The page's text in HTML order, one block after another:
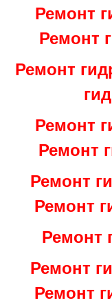
Ремонт
Ремонт
Ремонт
Ремонт
Ремонт
Ремонт
Ремонт
Ремонт
Ремонт
Ремонт